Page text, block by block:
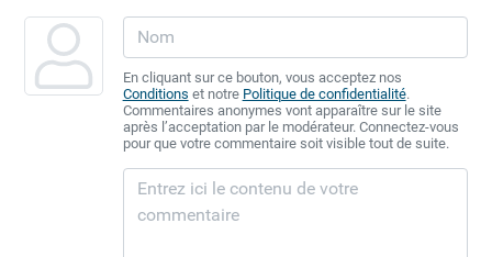
En cliquant sur ce bouton, vous acceptez nos
Conditions et notre Politique de confidentialité.
Commentaires anonymes vont apparaître sur le site
après l’acceptation par le modérateur. Connectez-vous
pour que votre commentaire soit visible tout de suite.